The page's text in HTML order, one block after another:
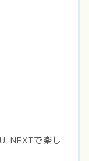
NEXTで楽し